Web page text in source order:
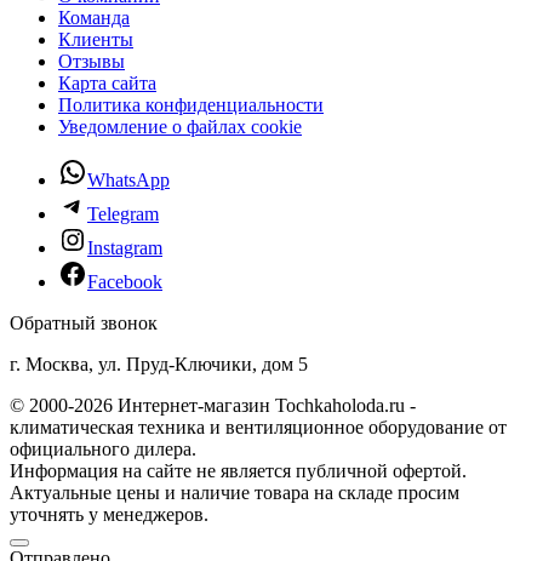
Команда
Клиенты
Отзывы
Карта сайта
Политика конфиденциальности
Уведомление о файлах cookie
WhatsApp
Telegram
Instagram
Facebook
Обратный звонок
г. Москва, ул. Пруд-Ключики, дом 5
© 2000-2026 Интернет-магазин Tochkaholoda.ru -
климатическая техника и вентиляционное оборудование от
официального дилера.
Информация на сайте не является публичной офертой.
Актуальные цены и наличие товара на складе просим
уточнять у менеджеров.